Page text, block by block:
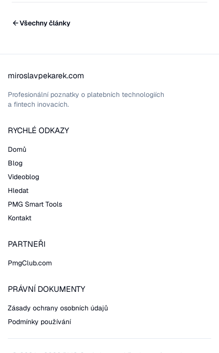
Všechny články
miroslavpekarek.com
Profesionální poznatky o platebních technologiích
a fintech inovacích.
RYCHLÉ ODKAZY
Domů
Blog
Videoblog
Hledat
PMG Smart Tools
Kontakt
PARTNEŘI
PmgClub.com
PRÁVNÍ DOKUMENTY
Zásady ochrany osobních údajů
Podmínky používání